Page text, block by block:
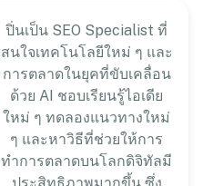
ปิ่นเป็น SEO Specialist ที่
สนใจเทคโนโลยีใหม่ ๆ และ
การตลาดในยุคที่ขับเคลื่อน
ด้วย AI ชอบเรียนรู้ไอเดีย
ใหม่ ๆ ทดลองแนวทางใหม่
ๆ และหาวิธีที่ช่วยให้การ
ทำการตลาดบนโลกดิจิทัลมี